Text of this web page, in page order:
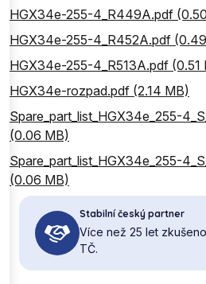
HGX34e-255-4_R449A.pdf
HGX34e-255-4_R452A.pdf
HGX34e-255-4_R513A.pdf (0.51
HGX34e-rozpad.pdf (2.14 MB)
Spare_part_list_HGX34e_255-
(0.06 MB)
Spare_part_list_HGX34e_255-
(0.06 MB)
Stabilní český partner
Více než 25 let
TČ.